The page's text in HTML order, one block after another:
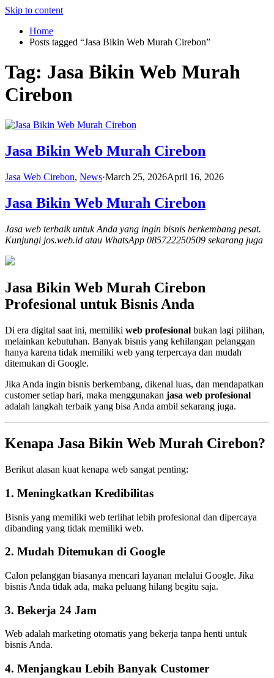
Skip to content
Home
Posts tagged “Jasa Bikin Web Murah Cirebon”
Tag: Jasa Bikin Web Murah
Cirebon
Jasa Bikin Web Murah Cirebon
Jasa Web Cirebon, News·March 25, 2026April 16, 2026
Jasa Bikin Web Murah Cirebon
Jasa web terbaik untuk Anda yang ingin bisnis berkembang pesat.
Kunjungi jos.web.id atau WhatsApp 085722250509 sekarang juga
Jasa Bikin Web Murah Cirebon
Profesional untuk Bisnis Anda
Di era digital saat ini, memiliki web profesional bukan lagi pilihan,
melainkan kebutuhan. Banyak bisnis yang kehilangan pelanggan
hanya karena tidak memiliki web yang terpercaya dan mudah
ditemukan di Google.
Jika Anda ingin bisnis berkembang, dikenal luas, dan mendapatkan
customer setiap hari, maka menggunakan jasa web profesional
adalah langkah terbaik yang bisa Anda ambil sekarang juga.
Kenapa Jasa Bikin Web Murah Cirebon?
Berikut alasan kuat kenapa web sangat penting:
1. Meningkatkan Kredibilitas
Bisnis yang memiliki web terlihat lebih profesional dan dipercaya
dibanding yang tidak memiliki web.
2. Mudah Ditemukan di Google
Calon pelanggan biasanya mencari layanan melalui Google. Jika
bisnis Anda tidak ada, maka peluang hilang begitu saja.
3. Bekerja 24 Jam
Web adalah marketing otomatis yang bekerja tanpa henti untuk
bisnis Anda.
4. Menjangkau Lebih Banyak Customer